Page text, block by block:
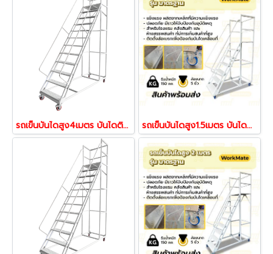
รถเข็นบันไดสูง4เมตร บันไดติดล้อ บันไดเหล็ก บันไดเติมสินค้า รุ่นมาตรฐาน Workmate พร้อมส่ง รถเข็นบันไดสูง1.5เมตร บันไดติดล้อ บันไดเหล็ก บันไดเติมสินค้า รุ่น มาตรฐาน Workmate พร้อมส่ง